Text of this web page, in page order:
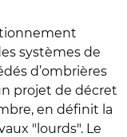
systèmes de
d’ombrières
projet de décret
en définit la
"lourds". Le